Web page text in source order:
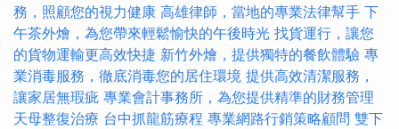
務，照顧您的視力健康 高雄律師，當地的專業法律幫手 下
午茶外燴，為您帶來輕鬆愉快的午後時光 找貨運行，讓您
的貨物運輸更高效快捷 新竹外燴，提供獨特的餐飲體驗 專
業消毒服務，徹底消毒您的居住環境 提供高效清潔服務，
讓家居無瑕疵 專業會計事務所，為您提供精準的財務管理
天母整復治療 台中抓龍筋療程 專業網路行銷策略顧問 雙下